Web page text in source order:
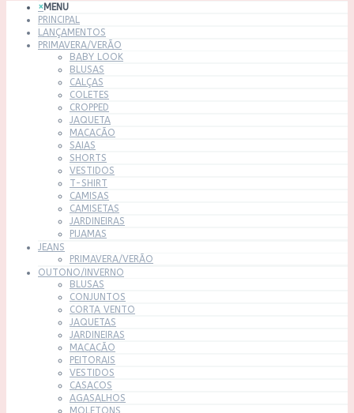
×MENU
PRINCIPAL
LANÇAMENTOS
PRIMAVERA/VERÃO
BABY LOOK
BLUSAS
CALÇAS
COLETES
CROPPED
JAQUETA
MACACÃO
SAIAS
SHORTS
VESTIDOS
T-SHIRT
CAMISAS
CAMISETAS
JARDINEIRAS
PIJAMAS
JEANS
PRIMAVERA/VERÃO
OUTONO/INVERNO
BLUSAS
CONJUNTOS
CORTA VENTO
JAQUETAS
JARDINEIRAS
MACACÃO
PEITORAIS
VESTIDOS
CASACOS
AGASALHOS
MOLETONS